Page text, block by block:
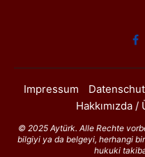
Impressum
Hakkımızda /
© 2025 Aytürk. Alle Rechte
bilgiyi ya da belgeyi, herhangi
hukuki